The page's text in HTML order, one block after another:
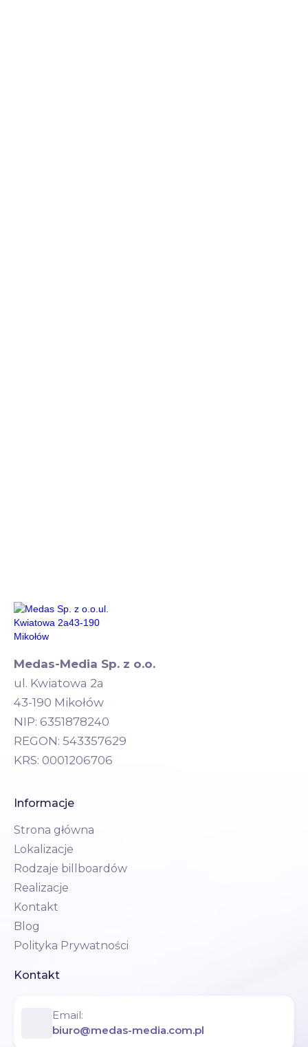
Medas-Media Sp. z o.o.
ul. Kwiatowa 2a
43-190 Mikołów
NIP: 6351878240
REGON: 543357629
KRS: 0001206706
Informacje
Strona główna
Lokalizacje
Rodzaje billboardów
Realizacje
Kontakt
Blog
Polityka Prywatności
Kontakt
Email:
biuro@medas-media.com.pl